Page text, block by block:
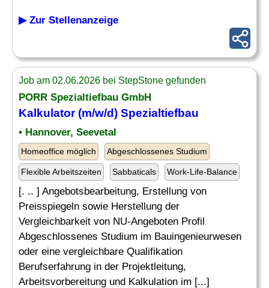
▶ Zur Stellenanzeige
Job am 02.06.2026 bei StepStone gefunden
PORR Spezialtiefbau GmbH
Kalkulator (m/w/d) Spezialtiefbau
• Hannover, Seevetal
Homeoffice möglich Abgeschlossenes Studium
Flexible Arbeitszeiten Sabbaticals Work-Life-Balance
[. .. ] Angebotsbearbeitung, Erstellung von
Preisspiegeln sowie Herstellung der
Vergleichbarkeit von NU-Angeboten Profil
Abgeschlossenes Studium im Bauingenieurwesen
oder eine vergleichbare Qualifikation
Berufserfahrung in der Projektleitung,
Arbeitsvorbereitung und Kalkulation im [...]